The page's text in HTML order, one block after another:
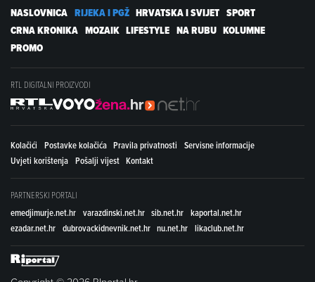
NASLOVNICA RIJEKA I PGŽ HRVATSKA I SVIJET SPORT
CRNA KRONIKA MOZAIK LIFESTYLE NA RUBU KOLUMNE
PROMO
RTL DIGITALNI PROIZVODI
Kolačići Postavke kolačića Pravila privatnosti
Servisne informacije
Uvjeti korištenja Pošalji vijest Kontakt
PARTNERSKI PORTALI
emedjimurje.net.hr varazdinski.net.hr sib.net.hr kaportal.net.hr
ezadar.net.hr dubrovackidnevnik.net.hr nu.net.hr likaclub.net.hr